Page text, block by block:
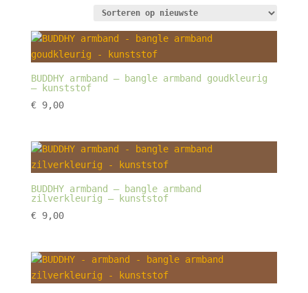
BUDDHY armband – bangle armband goudkleurig
– kunststof
€9,00
BUDDHY armband – bangle armband
zilverkleurig – kunststof
€9,00